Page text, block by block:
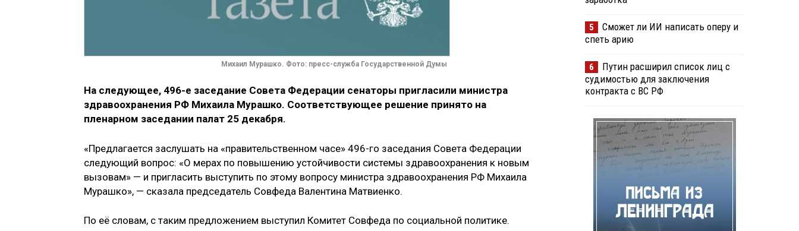
Михаил Мурашко. Фото: пресс-служба Государственной Думы
На следующее, 496-е заседание Совета Федерации сенаторы пригласили министра
здравоохранения РФ Михаила Мурашко. Соответствующее решение принято на
пленарном заседании палат 25 декабря.
«Предлагается заслушать на «правительственном часе» 496-го заседания Совета Федерации
следующий вопрос: «О мерах по повышению устойчивости системы здравоохранения к новым
вызовам» — и пригласить выступить по этому вопросу министра здравоохранения РФ Михаила
Мурашко», — сказала председатель Совфеда Валентина Матвиенко.
По её словам, с таким предложением выступил Комитет Совфеда по социальной политике.
5
Сможет ли ИИ написать оперу и
спеть арию
6
Путин расширил список лиц с
судимостью для заключения
контракта с ВС РФ